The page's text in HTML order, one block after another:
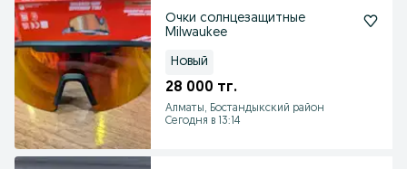
Очки солнцезащитные
Milwaukee
Новый
28 000 тг.
Алматы, Бостандыкский район
Сегодня в 13:14